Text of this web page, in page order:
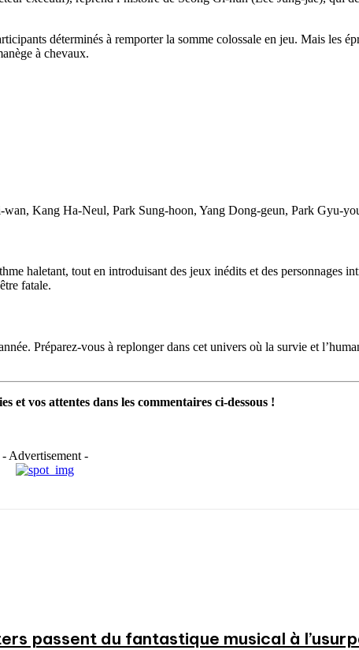
déterminés à remporter la somme colossale en jeu. Mais les
à chevaux.
Kang Ha-Neul, Park Sung-hoon, Yang Dong-geun, Park Gyu-
haletant, tout en introduisant des jeux inédits et des personnages
fatale.
Préparez-vous à replonger dans cet univers où la survie et
et vos attentes dans les commentaires ci-dessous !
- Advertisement -
passent du fantastique musical à